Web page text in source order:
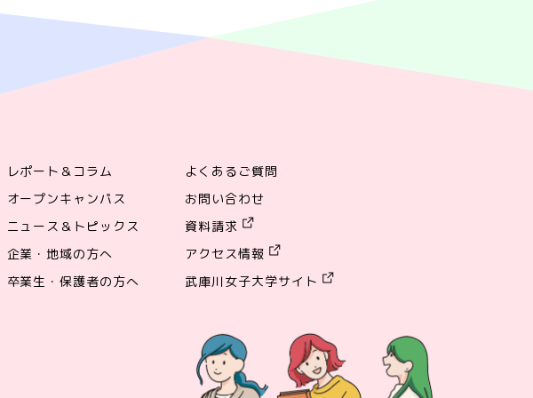
レポート＆コラム
オープンキャンパス
ニュース＆トピックス
企業・地域の方へ
卒業生・保護者の方へ
よくあるご質問
お問い合わせ
資料請求
アクセス情報
武庫川女子大学サイト